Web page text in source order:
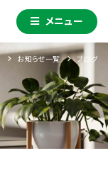
メニュー
お知らせ一覧 ブログ